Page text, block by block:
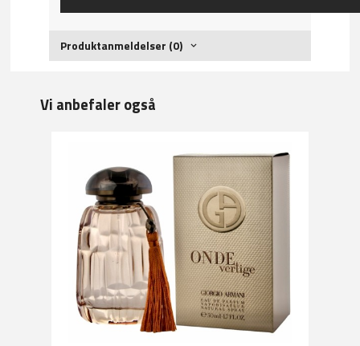
Produktanmeldelser (0)
Vi anbefaler også